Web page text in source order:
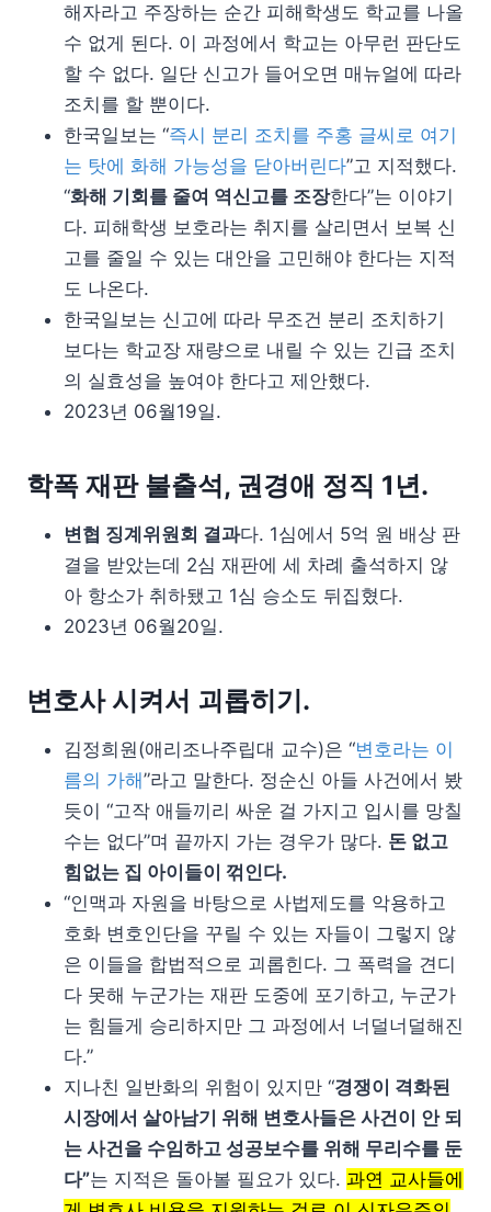
해자라고 주장하는 순간 피해학생도 학교를 나올
수 없게 된다. 이 과정에서 학교는 아무런 판단도
할 수 없다. 일단 신고가 들어오면 매뉴얼에 따라
조치를 할 뿐이다.
한국일보는 “즉시 분리 조치를 주홍 글씨로 여기
는 탓에 화해 가능성을 닫아버린다”고 지적했다.
“화해 기회를 줄여 역신고를 조장한다”는 이야기
다. 피해학생 보호라는 취지를 살리면서 보복 신
고를 줄일 수 있는 대안을 고민해야 한다는 지적
도 나온다.
한국일보는 신고에 따라 무조건 분리 조치하기
보다는 학교장 재량으로 내릴 수 있는 긴급 조치
의 실효성을 높여야 한다고 제안했다.
2023년 06월19일.
학폭 재판 불출석, 권경애 정직 1년.
변협 징계위원회 결과다. 1심에서 5억 원 배상 판
결을 받았는데 2심 재판에 세 차례 출석하지 않
아 항소가 취하됐고 1심 승소도 뒤집혔다.
2023년 06월20일.
변호사 시켜서 괴롭히기.
김정희원(애리조나주립대 교수)은 “변호라는 이
름의 가해”라고 말한다. 정순신 아들 사건에서 봤
듯이 “고작 애들끼리 싸운 걸 가지고 입시를 망칠
수는 없다”며 끝까지 가는 경우가 많다. 돈 없고
힘없는 집 아이들이 꺾인다.
“인맥과 자원을 바탕으로 사법제도를 악용하고
호화 변호인단을 꾸릴 수 있는 자들이 그렇지 않
은 이들을 합법적으로 괴롭힌다. 그 폭력을 견디
다 못해 누군가는 재판 도중에 포기하고, 누군가
는 힘들게 승리하지만 그 과정에서 너덜너덜해진
다.”
지나친 일반화의 위험이 있지만 “경쟁이 격화된
시장에서 살아남기 위해 변호사들은 사건이 안 되
는 사건을 수임하고 성공보수를 위해 무리수를 둔
다”는 지적은 돌아볼 필요가 있다. 과연 교사들에